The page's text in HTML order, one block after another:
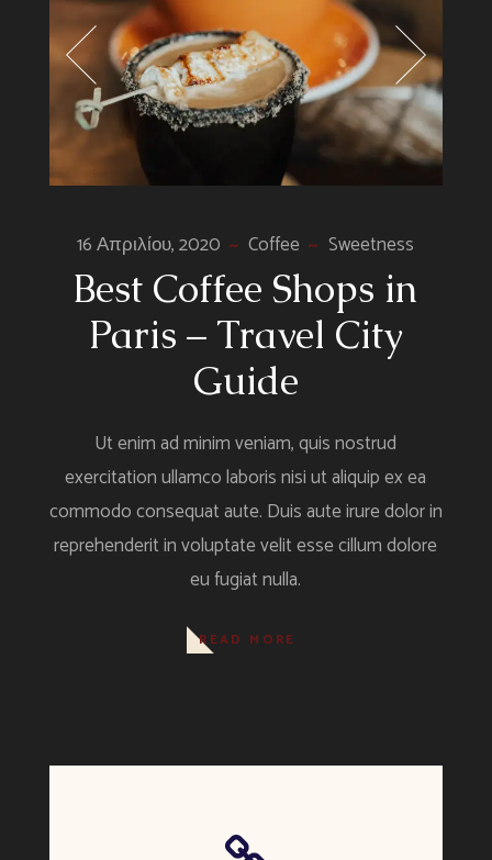
16 Απριλίου, 2020 Coffee Sweetness
Best Coffee Shops in
Paris – Travel City
Guide
Ut enim ad minim veniam, quis nostrud
exercitation ullamco laboris nisi ut aliquip ex ea
commodo consequat aute. Duis aute irure dolor in
reprehenderit in voluptate velit esse cillum dolore
eu fugiat nulla.
READ MORE